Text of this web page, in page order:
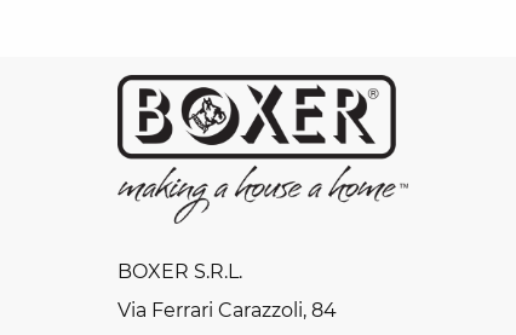
BOXER S.R.L.
Via Ferrari Carazzoli, 84